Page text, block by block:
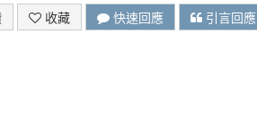
收藏 快速回應 引言回應